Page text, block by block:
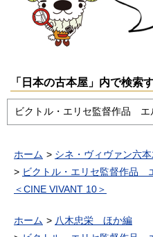
「日本の古本屋」内で検索
ホーム
シネ・ヴィヴァン六本
ビクトル・エリセ監督作品
＜CINE VIVANT 10＞
ホーム
八木忠栄 ほか編